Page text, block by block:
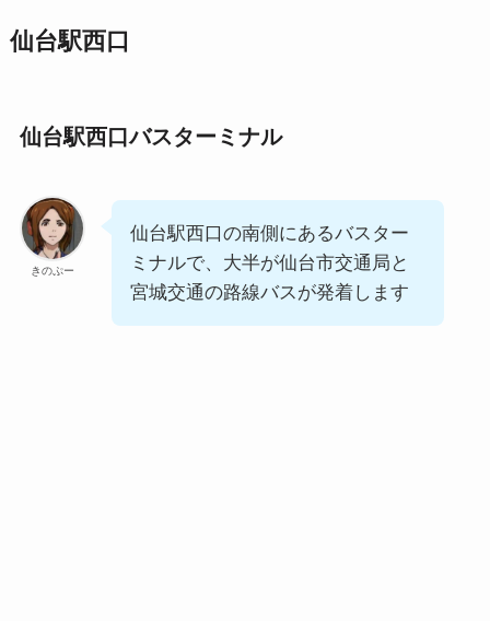
仙台駅西口
仙台駅西口バスターミナル
きのぷー
仙台駅西口の南側にあるバスター
ミナルで、大半が仙台市交通局と
宮城交通の路線バスが発着します